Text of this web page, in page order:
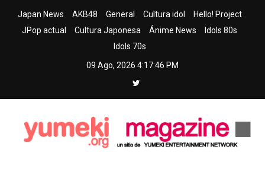
Japan News AKB48 General Cultura idol
Hello! Project
JPop actual
Cultura Japonesa Ánime News
Idols 80s
Idols 70s
09 Ago, 2026 4:17:47 PM